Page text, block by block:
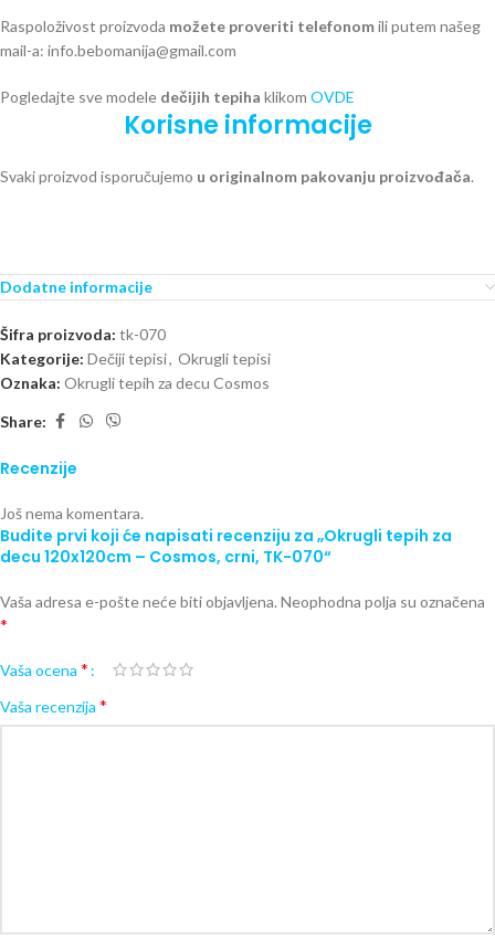
Raspoloživost proizvoda možete proveriti telefonomili putem našeg
mail-a: info.bebomanija@gmail.com
Pogledajte sve modele dečijih tepiha klikom OVDE
Korisne informacije
Svaki proizvod isporučujemo u originalnom pakovanju proizvođača.
Dodatne informacije
Šifra proizvoda: tk-070
Kategorije: Dečiji tepisi, Okrugli tepisi
Oznaka: Okrugli tepih za decu Cosmos
Share:
Recenzije
Još nema komentara.
Budite prvi koji će napisati recenziju za „Okrugli tepih za
decu 120x120cm – Cosmos, crni, TK-070“
Vaša adresa e-pošte neće biti objavljena. Neophodna polja su označena
*
Vaša ocena *
Vaša recenzija *